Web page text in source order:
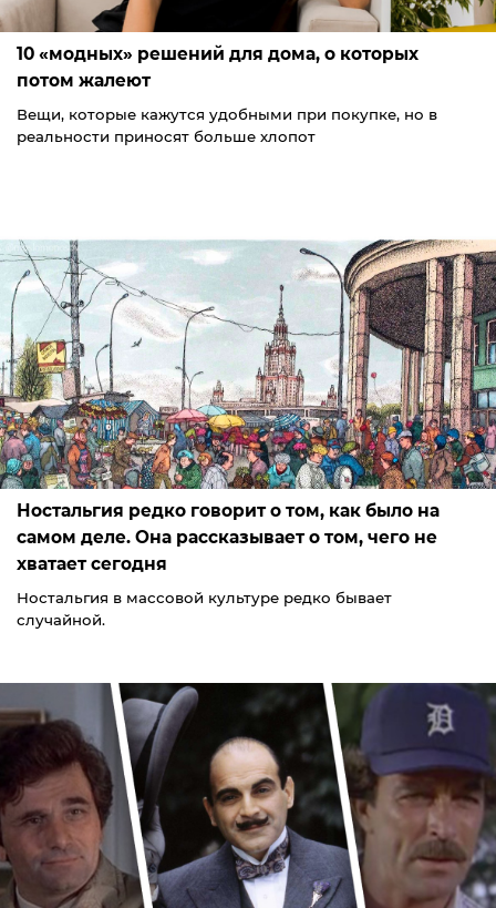
10 «модных» решений для дома, о которых
потом жалеют
Вещи, которые кажутся удобными при покупке, но в
реальности приносят больше хлопот
Ностальгия редко говорит о том, как было на
самом деле. Она рассказывает о том, чего не
хватает сегодня
Ностальгия в массовой культуре редко бывает
случайной.